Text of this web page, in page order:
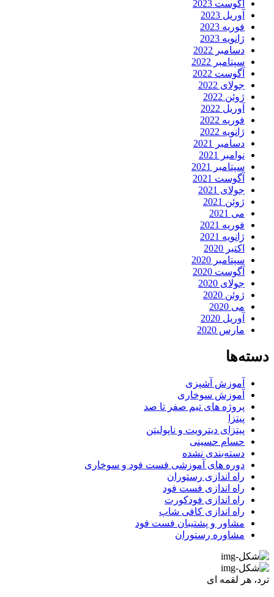
آگوست 2023
آوریل 2023
فوریه 2023
ژانویه 2023
دسامبر 2022
سپتامبر 2022
آگوست 2022
جولای 2022
ژوئن 2022
آوریل 2022
فوریه 2022
ژانویه 2022
دسامبر 2021
نوامبر 2021
سپتامبر 2021
آگوست 2021
جولای 2021
ژوئن 2021
می 2021
فوریه 2021
ژانویه 2021
اکتبر 2020
سپتامبر 2020
آگوست 2020
جولای 2020
ژوئن 2020
می 2020
آوریل 2020
مارس 2020
دسته‌ها
آموزش آشپزی
آموزش سوخاری
پروژه های تیم صفر تا صد
پیتزا
پیتزای دیترویت و ناپولیتن
حسام حسینی
دسته‌بندی نشده
دوره های آموزشی فست فود و سوخاری
راه اندازی رستوران
راه اندازی فست فود
راه اندازی فودکورت
راه اندازی کافی شاپ
مشاور و پشتیبان فست فود
مشاوره رستوران
ترد، هر لقمه ای